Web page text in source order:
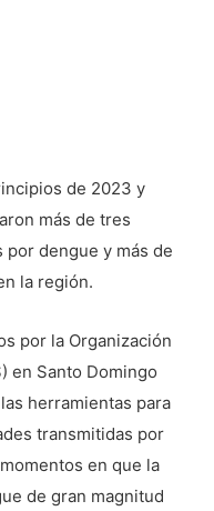
de 2023 y
más de tres
dengue y más de
la región.
por la Organización
en Santo Domingo
herramientas para
transmitidas por
en que la
de gran magnitud